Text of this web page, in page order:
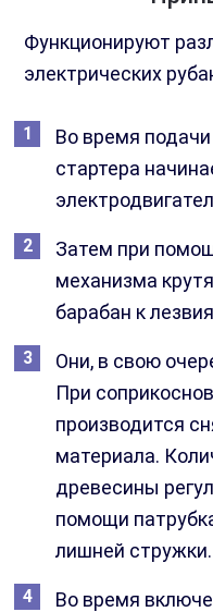
Функционируют
электрических
Во время
стартера
Затем при
механизма
барабан к
Они, в свою
При
производится
материала.
древесины
помощи
лишней стружки.
Во время